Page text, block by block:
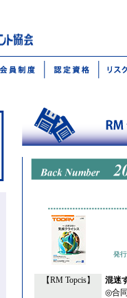
発
【RM Topcis】
混迷
◎合